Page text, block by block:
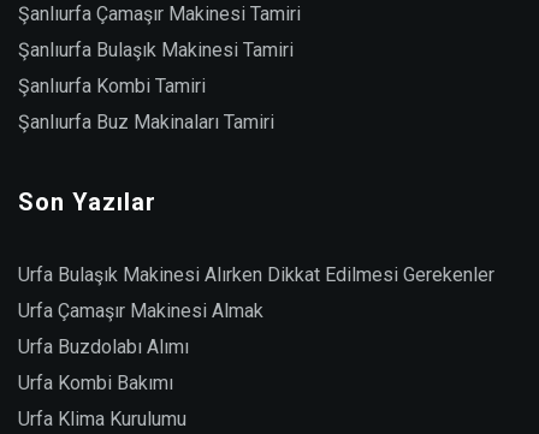
Şanlıurfa Çamaşır Makinesi Tamiri
Şanlıurfa Bulaşık Makinesi Tamiri
Şanlıurfa Kombi Tamiri
Şanlıurfa Buz Makinaları Tamiri
Son Yazılar
Urfa Bulaşık Makinesi Alırken Dikkat Edilmesi Gerekenler
Urfa Çamaşır Makinesi Almak
Urfa Buzdolabı Alımı
Urfa Kombi Bakımı
Urfa Klima Kurulumu